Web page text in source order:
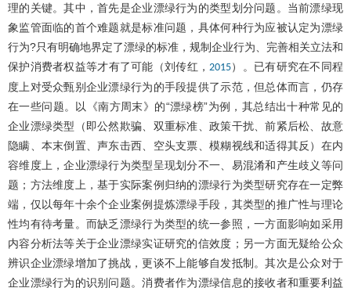
理的关键。其中，首先是企业漂绿行为的类型划分问题。当前漂绿现
象监管面临的首个难题就是标准问题，具体何种行为应被认定为漂绿
行为?只有明确地界定了漂绿的标准，规制企业行为、完善相关立法和
保护消费者权益等才有了可能（刘传红， 2015）。已有研究在不同程
度上对受众甄别企业漂绿行为的手段提供了示范，但总体而言，仍存
在一些问题。以《南方周末》的“漂绿榜”为例，其总结出十种常见的
企业漂绿类型（即公然欺骗、双重标准、政策干扰、前紧后松、故意
隐瞒、本末倒置、声东击西、空头支票、模糊视线和适得其反）在内
容维度上，企业漂绿行为类型呈现划分不一、易混淆和产生歧义等问
题；方法维度上，基于实际案例归纳的漂绿行为类型研究存在一定弊
端，仅以每年十余个企业案例提炼漂绿手段，其类型的推广性与理论
性均有待考量。而缺乏漂绿行为类型的统一参照，一方面影响如采用
内容分析法等关于企业漂绿实证研究的信效度；另一方面无疑给公众
辨识企业漂绿增加了挑战，更谈不上能够自发抵制。其次是公众对于
企业漂绿行为的识别问题。消费者作为漂绿信息的接收者和重要利益